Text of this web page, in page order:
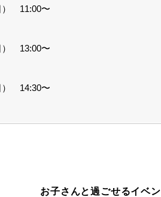
） 11:00〜
） 13:00〜
） 14:30〜
お子さんと過ごせるイベ